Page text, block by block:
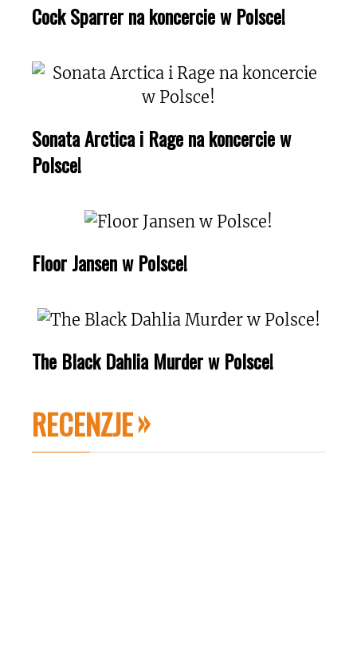
Cock Sparrer na koncercie w Polsce!
Sonata Arctica i Rage na koncercie w
Polsce!
Floor Jansen w Polsce!
The Black Dahlia Murder w Polsce!
RECENZJE